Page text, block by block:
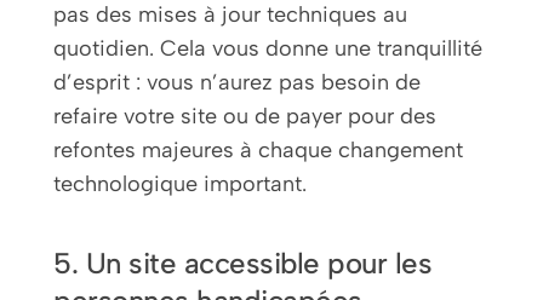
pas des mises à jour techniques au
quotidien. Cela vous donne une tranquillité
d’esprit : vous n’aurez pas besoin de
refaire votre site ou de payer pour des
refontes majeures à chaque changement
technologique important.
5. Un site accessible pour les